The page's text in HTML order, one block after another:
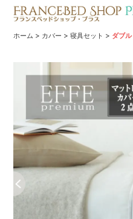
ホーム > カバー >寝具セット > ダブル